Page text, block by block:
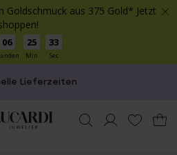
Goldschmuck aus 375 Gold* Jetzt
06 25
Min
32
Sec
Lieferzeiten